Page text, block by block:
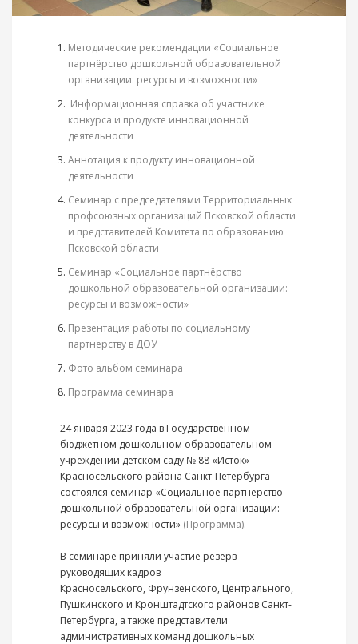
Методические рекомендации «Социальное
партнёрство дошкольной образовательной
организации: ресурсы и возможности»
Информационная справка об участнике
конкурса и продукте инновационной
деятельности
Аннотация к продукту инновационной
деятельности
Семинар с председателями Территориальных
профсоюзных организаций Псковской области
и представителей Комитета по образованию
Псковской области
Семинар «Социальное партнёрство
дошкольной образовательной организации:
ресурсы и возможности»
Презентация работы по социальному
партнерству в ДОУ
Фото альбом семинара
Программа семинара
24 января 2023 года в Государственном
бюджетном дошкольном образовательном
учреждении детском саду № 88 «Исток»
Красносельского района Санкт-Петербурга
состоялся семинар «Социальное партнёрство
дошкольной образовательной организации:
ресурсы и возможности» (Программа).
В семинаре приняли участие резерв
руководящих кадров
Красносельского, Фрунзенского, Центрального,
Пушкинского и Кронштадтского районов Санкт-
Петербурга, а также представители
административных команд дошкольных